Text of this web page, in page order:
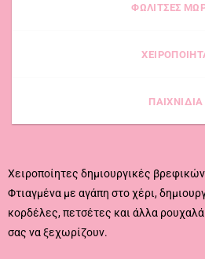
ΦΩΛΙΤΣΕΣ
ΠΑΙΧΝΙΔΙΑ
Χειροποίητες δημιουργικές
Φτιαγμένα με αγάπη στο χέρι,
κορδέλες, πετσέτες και άλλα
σας να ξεχωρίζουν.